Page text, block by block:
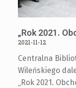
„Rok 2021.
2021-11-12
Centralna
Wileńskiego
„Rok 2021.